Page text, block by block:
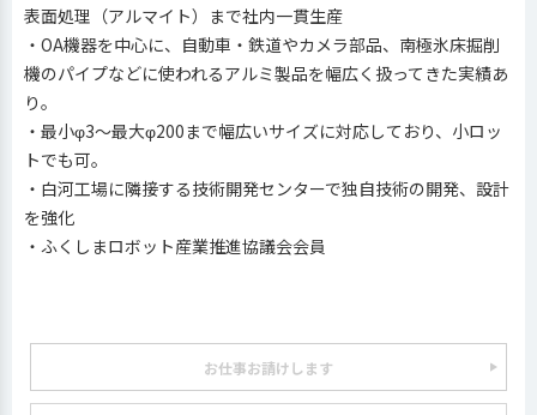
表面処理（アルマイト）まで社内一貫生産
・OA機器を中心に、自動車・鉄道やカメラ部品、南極氷床掘削
機のパイプなどに使われるアルミ製品を幅広く扱ってきた実績あ
り。
・最小φ3～最大φ200まで幅広いサイズに対応しており、小ロッ
トでも可。
・白河工場に隣接する技術開発センターで独自技術の開発、設計
を強化
・ふくしまロボット産業推進協議会会員
お仕事お請けします